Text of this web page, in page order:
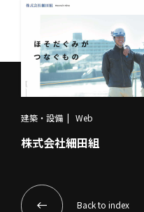
建築・設備 Web
株式会社細田組
Back to index